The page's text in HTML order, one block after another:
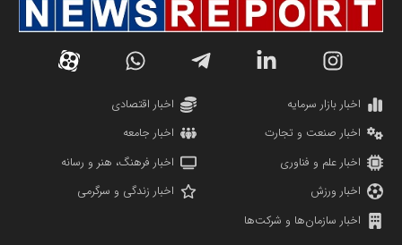
اخبار بازار سرمایه
اخبار اقتصادی
اخبار صنعت و تجارت
اخبار جامعه
اخبار علم و فناوری
اخبار فرهنگ، هنر و رسانه
اخبار ورزش
اخبار زندگی و سرگرمی
اخبار سازمان‌ها و شرکت‌ها